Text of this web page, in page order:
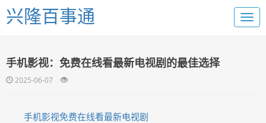
兴隆百事通
手机影视：免费在线看最新电视剧的最佳选择
2025-06-07
手机影视免费在线看最新电视剧